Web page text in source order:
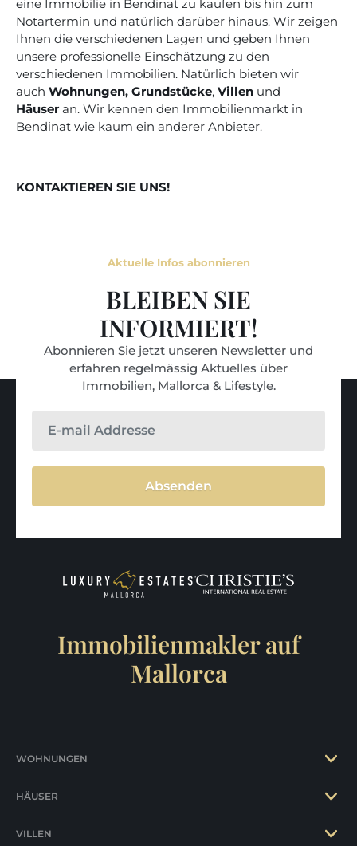
eine Immobilie in Bendinat zu kaufen bis hin zum
Notartermin und natürlich darüber hinaus. Wir zeigen
Ihnen die verschiedenen Lagen und geben Ihnen
unsere professionelle Einschätzung zu den
verschiedenen Immobilien. Natürlich bieten wir
auch Wohnungen, Grundstücke, Villen und
Häuser an. Wir kennen den Immobilienmarkt in
Bendinat wie kaum ein anderer Anbieter.
KONTAKTIEREN SIE UNS!
Aktuelle Infos abonnieren
BLEIBEN SIE
INFORMIERT!
Abonnieren Sie jetzt unseren Newsletter und
erfahren regelmässig Aktuelles über
Immobilien, Mallorca & Lifestyle.
Absenden
Immobilienmakler auf
Mallorca
WOHNUNGEN
HÄUSER
VILLEN